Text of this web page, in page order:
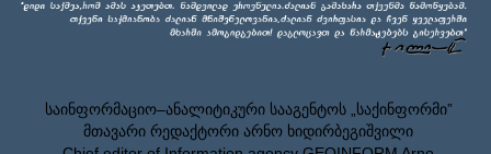
საინფორმაციო–ანალიტიკური სააგენტოს „საქინფორმი”
მთავარი რედაქტორი არნო ხიდირბეგიშვილი